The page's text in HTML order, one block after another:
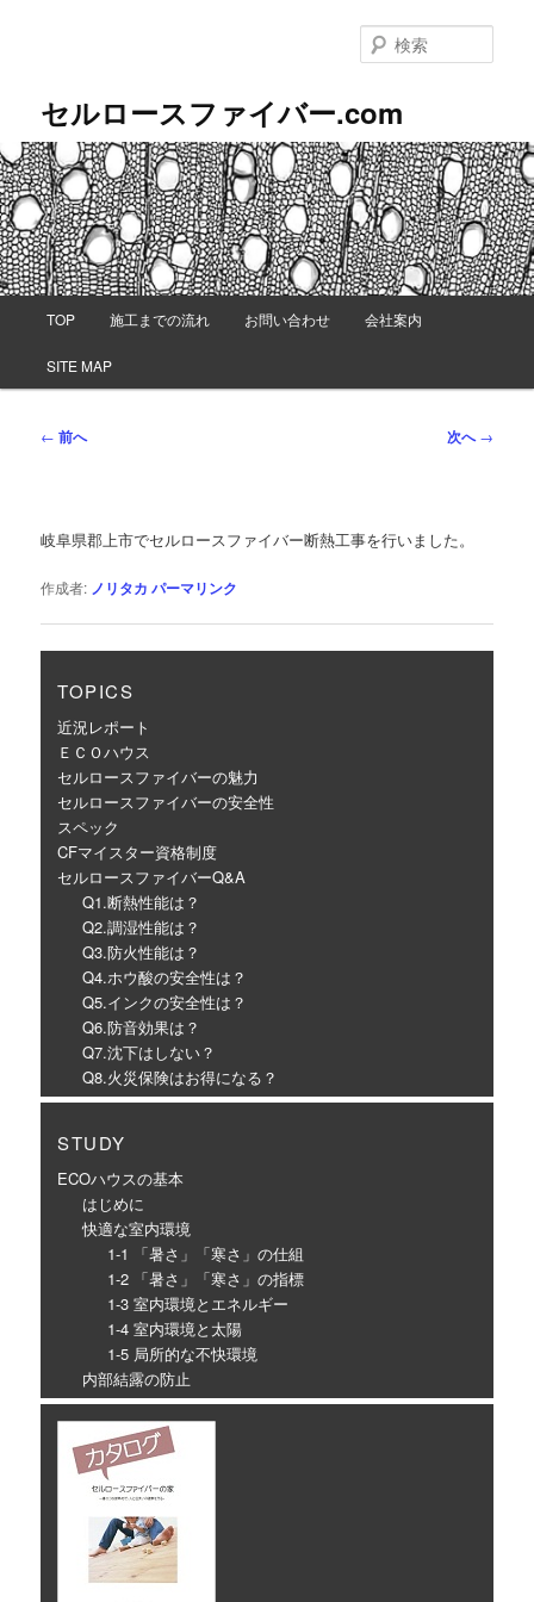
ン
ツ
へ
移
動
セルロースファイバー.com
索
TOP 施工までの流れ お問い合わせ 会社案内
SITE MAP
投
ゲ
シ
← 前へ 次へ→
岐阜県郡上市でセルロースファイバー断熱工事を行いました。
作成者: ノリタカ パーマリンク
TOPICS
近況レポート
ＥＣＯハウス
セルロースファイバーの魅力
セルロースファイバーの安全性
スペック
CFマイスター資格制度
セルロースファイバーQ&A
Q1.断熱性能は？
Q2.調湿性能は？
Q3.防火性能は？
Q4.ホウ酸の安全性は？
Q5.インクの安全性は？
Q6.防音効果は？
Q7.沈下はしない？
Q8.火災保険はお得になる？
STUDY
ECOハウスの基本
はじめに
快適な室内環境
1-1 「暑さ」「寒さ」の仕組
1-2 「暑さ」「寒さ」の指標
1-3 室内環境とエネルギー
1-4 室内環境と太陽
1-5 局所的な不快環境
内部結露の防止